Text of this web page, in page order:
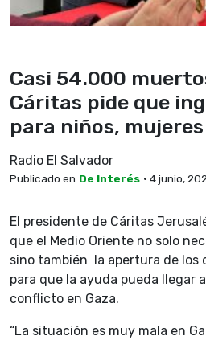
Casi 54.000
Cáritas pide que
para niños,
Radio El Salvador
Publicado en De Interés • 4 junio,
El presidente de Cáritas
que el Medio Oriente no solo
sino también la apertura de los
para que la ayuda pueda llegar
conflicto en Gaza.
“La situación es muy mala en